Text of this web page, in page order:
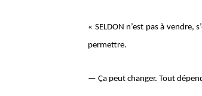
« SELDON n’est pas à
permettre.
— Ça peut changer. Tout